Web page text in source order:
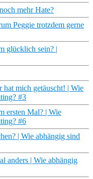
mehr Hate?
Peggie trotzdem gerne
glücklich sein? |
mich getäuscht! | Wie
#3
ersten Mal? | Wie
#6
| Wie abhängig sind
anders | Wie abhängig